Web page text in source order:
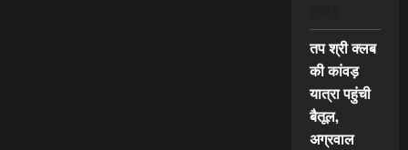
तप श्री क्लब
की कांवड़
यात्रा पहुंची
बैतूल,
अग्रवाल